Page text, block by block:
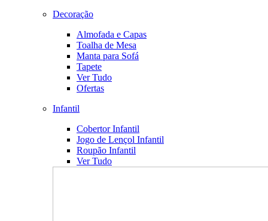
Decoração
Almofada e Capas
Toalha de Mesa
Manta para Sofá
Tapete
Ver Tudo
Ofertas
Infantil
Cobertor Infantil
Jogo de Lençol Infantil
Roupão Infantil
Ver Tudo